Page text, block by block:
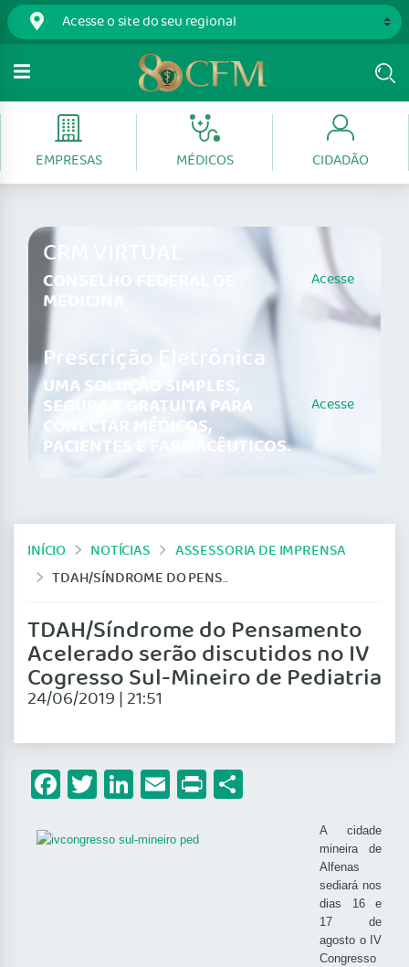
EMPRESAS MÉDICOS CIDADÃO
CRM VIRTUAL
CONSELHO FEDERAL DE
MEDICINA
Acesse
Prescrição Eletrônica
UMA SOLUÇÃO SIMPLES,
SEGURA E GRATUITA PARA
CONECTAR MÉDICOS,
PACIENTES E FARMACÊUTICOS.
Acesse
INÍCIO NOTÍCIAS
ASSESSORIA DE IMPRENSA
TDAH/SÍNDROME DO PENSAMENTO ACELERADO SERÃO DISCUTIDOS NO IV COGRESSO SUL-MINEIRO DE PEDIATRIA
TDAH/Síndrome do Pensamento
Acelerado serão discutidos no IV
Cogresso Sul-Mineiro de Pediatria
24/06/2019 | 21:51
Facebook
Twitter
LinkedIn
Email
Print
A cidade
mineira de
Alfenas
sediará nos
dias 16 e
17 de
agosto o IV
Congresso